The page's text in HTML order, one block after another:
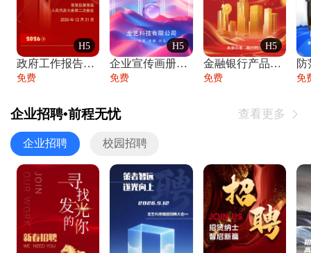
H5
政府工作报告政府年终工作总结
免费
H5
企业宣传画册公司简介产品介绍业务宣传手册
免费
H5
金融银行产品宣传手册企业宣传产品介绍
免费
防
免
企业招聘•前程无忧 查看更多 
企业招聘 校园招聘